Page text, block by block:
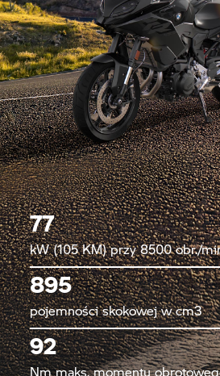
77
kW (105 KM) przy 8500 obr./
895
pojemności skokowej w cm3
92
Nm maks. momentu